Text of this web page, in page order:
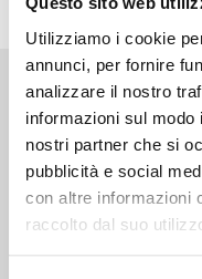
Utilizziamo i cookie
annunci, per fornire
analizzare il nostro
informazioni sul
nostri partner che si
pubblicità e social
con altre informazioni
raccolto dal suo
Altri